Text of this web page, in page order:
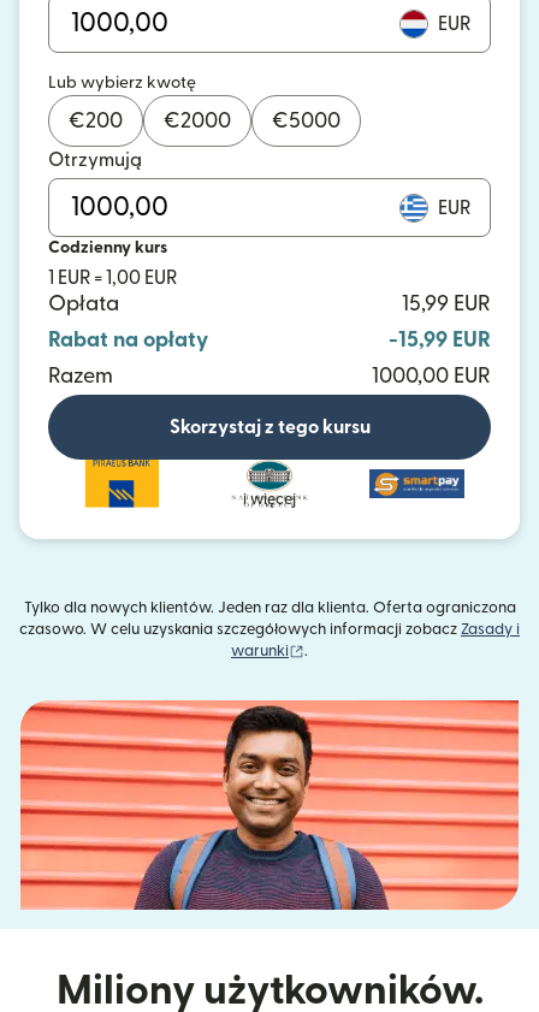
EUR
Lub wybierz kwotę
€200 €2000 €5000
Otrzymują
EUR
Codzienny kurs
1 EUR = 1,00 EUR
Opłata
15,99 EUR
Rabat na opłaty
-15,99 EUR
Razem
1000,00 EUR
Skorzystaj z tego kursu
i więcej
Tylko dla nowych klientów. Jeden raz dla klienta. Oferta ograniczona
czasowo. W celu uzyskania szczegółowych informacji zobacz Zasady i
warunki
.
Miliony użytkowników.